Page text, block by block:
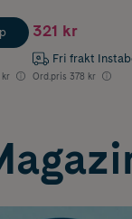
kr
321 kr
Fri frakt
Ord.pris 378 kr